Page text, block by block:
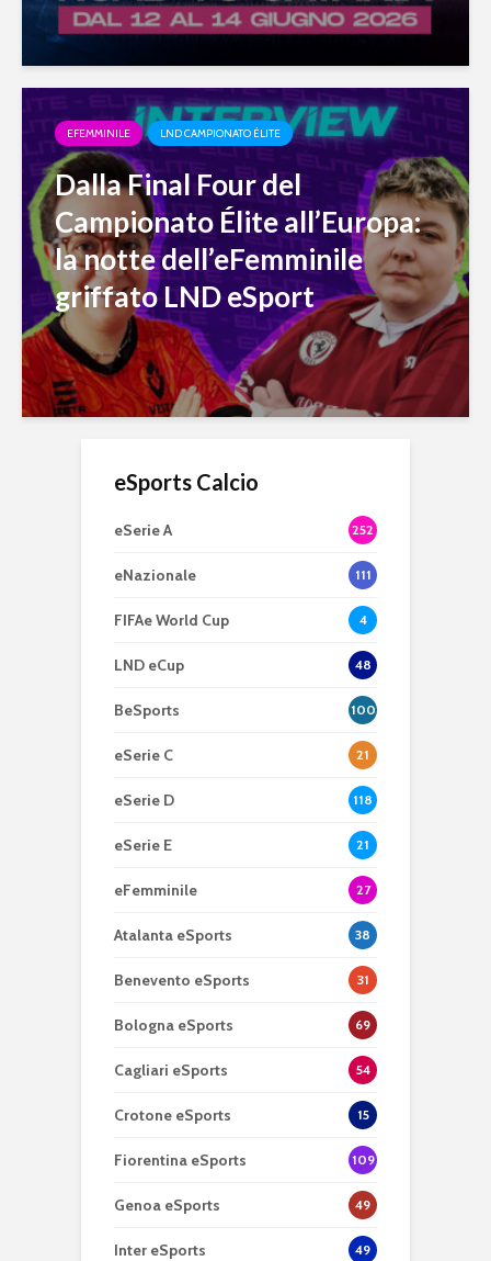
EFEMMINILE LND CAMPIONATO ÉLITE
Dalla Final Four del
Campionato Élite all’Europa:
la notte dell’eFemminile
griffato LND eSport
eSports Calcio
eSerie A 252
eNazionale 111
FIFAe World Cup 4
LND eCup 48
BeSports 100
eSerie C 21
eSerie D 118
eSerie E 21
eFemminile 27
Atalanta eSports 38
Benevento eSports 31
Bologna eSports 69
Cagliari eSports 54
Crotone eSports 15
Fiorentina eSports 109
Genoa eSports 49
Inter eSports 49